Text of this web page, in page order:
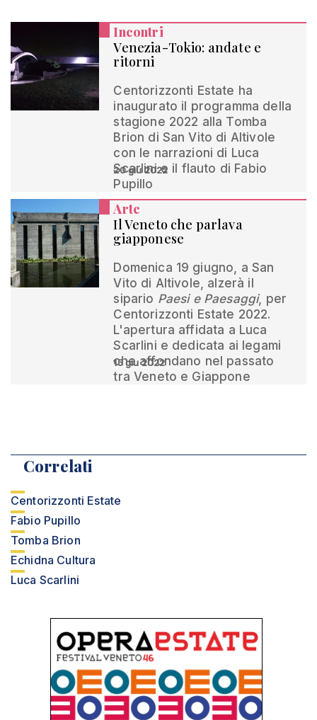
Incontri
Venezia-Tokio: andate e
ritorni
Centorizzonti Estate ha
inaugurato il programma della
stagione 2022 alla Tomba
Brion di San Vito di Altivole
con le narrazioni di Luca
Scarlini e il flauto di Fabio
Pupillo
20 giu 2022
Arte
Il Veneto che parlava
giapponese
Domenica 19 giugno, a San
Vito di Altivole, alzerà il
sipario Paesi e Paesaggi, per
Centorizzonti Estate 2022.
L'apertura affidata a Luca
Scarlini e dedicata ai legami
che affondano nel passato
tra Veneto e Giappone
15 giu 2022
Correlati
Centorizzonti Estate
Fabio Pupillo
Tomba Brion
Echidna Cultura
Luca Scarlini